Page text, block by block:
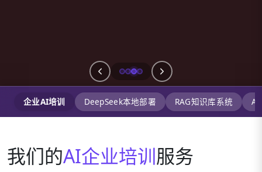
企业AI培训 DeepSeek本地部署 RAG知识库系统 AI
我们的AI企业培训服务